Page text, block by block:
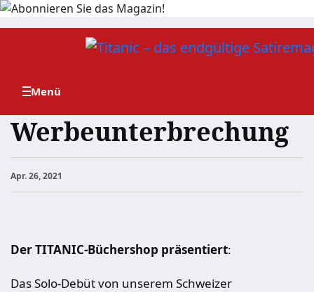
Zum
Werbeunterbrechung
Apr. 26, 2021
Der TITANIC-Büchershop präsentiert:
Das Solo-Debüt von unserem Schweizer